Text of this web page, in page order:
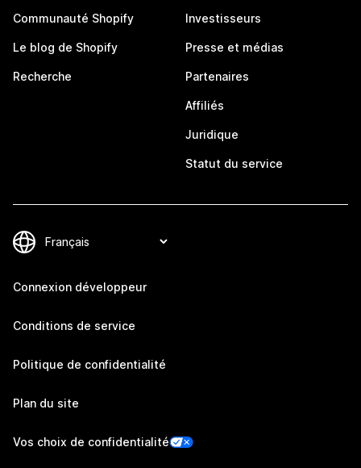
Communauté Shopify
Le blog de Shopify
Recherche
Investisseurs
Presse et médias
Partenaires
Affiliés
Juridique
Statut du service
Connexion développeur
Conditions de service
Politique de confidentialité
Plan du site
Vos choix de confidentialité